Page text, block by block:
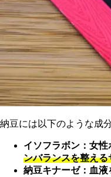
納豆には以下のような成
イソフラボン：女性
ンバランスを整える
納豆キナーゼ：血液